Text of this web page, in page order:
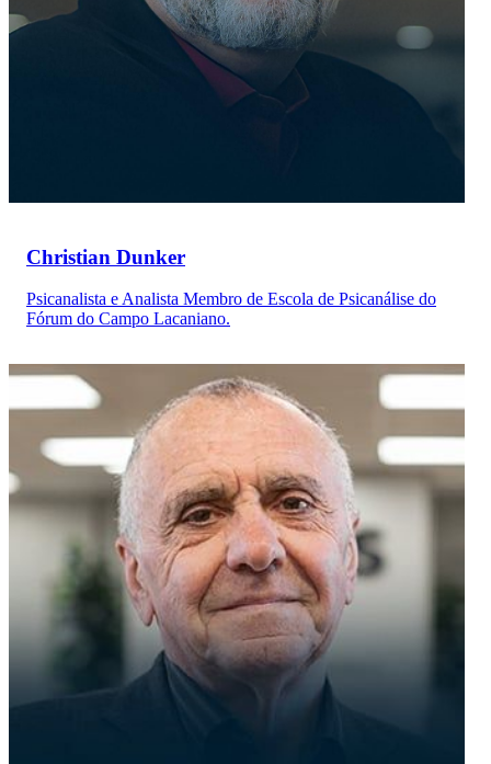
Christian Dunker
Psicanalista e Analista Membro de Escola de Psicanálise do
Fórum do Campo Lacaniano.